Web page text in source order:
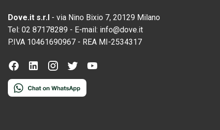
Dove.it s.r.l - via Nino Bixio 7, 20129 Milano
Tel: 02 87178289 - E-mail: info@dove.it
P.IVA 10461690967 - REA MI-2534317